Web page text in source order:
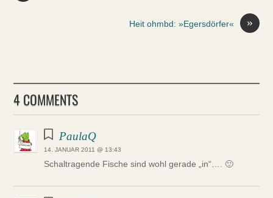
»
Heit ohmbd: »Egersdörfer«
4 COMMENTS
PaulaQ
14. JANUAR 2011 @ 13:43
Schaltragende Fische sind wohl gerade „in“…. 🙂